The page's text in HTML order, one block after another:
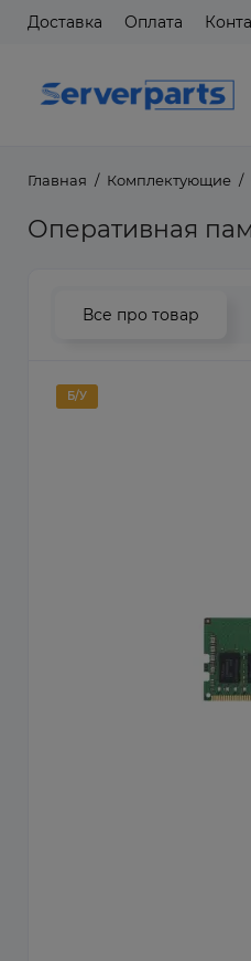
Доставка Оплата
Главная Комплектующие
Оперативная
Все про товар
Б/У